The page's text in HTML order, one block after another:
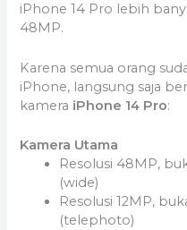
iPhone 14 Pro lebih
48MP.
Karena semua orang
iPhone, langsung saja
kamera iPhone 14 Pro:
Kamera Utama
Resolusi 48MP,
(wide)
Resolusi 12MP,
(telephoto)